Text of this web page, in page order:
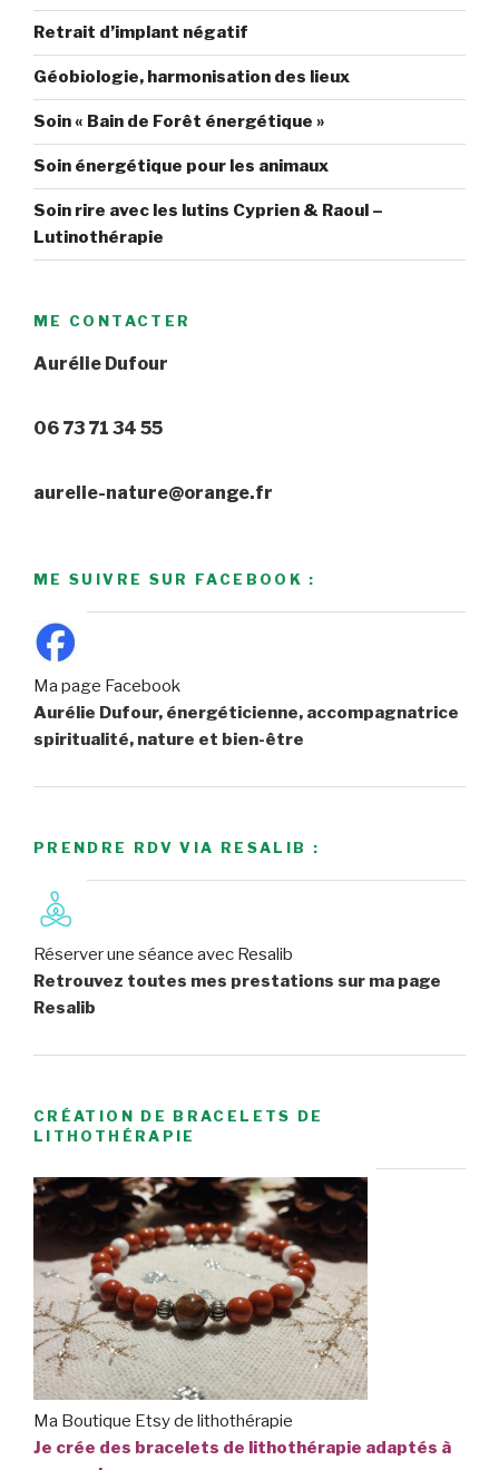
Retrait d’implant négatif
Géobiologie, harmonisation des lieux
Soin « Bain de Forêt énergétique »
Soin énergétique pour les animaux
Soin rire avec les lutins Cyprien & Raoul –
Lutinothérapie
ME CONTACTER
Aurélie Dufour
06 73 71 34 55
aurelie-nature@orange.fr
ME SUIVRE SUR FACEBOOK :
Ma page Facebook
Aurélie Dufour, énergéticienne, accompagnatrice
spiritualité, nature et bien-être
PRENDRE RDV VIA RESALIB :
Réserver une séance avec Resalib
Retrouvez toutes mes prestations sur ma page
Resalib
CRÉATION DE BRACELETS DE
LITHOTHÉRAPIE
Ma Boutique Etsy de lithothérapie
Je crée des bracelets de lithothérapie adaptés à